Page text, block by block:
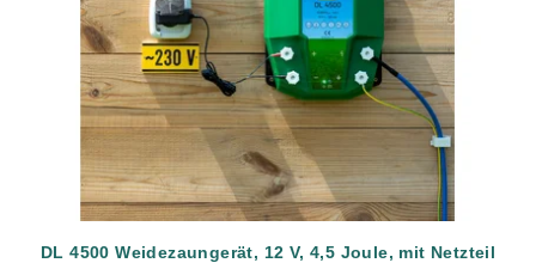
DL 4500 Weidezaungerät, 12 V, 4,5 Joule, mit Netzteil